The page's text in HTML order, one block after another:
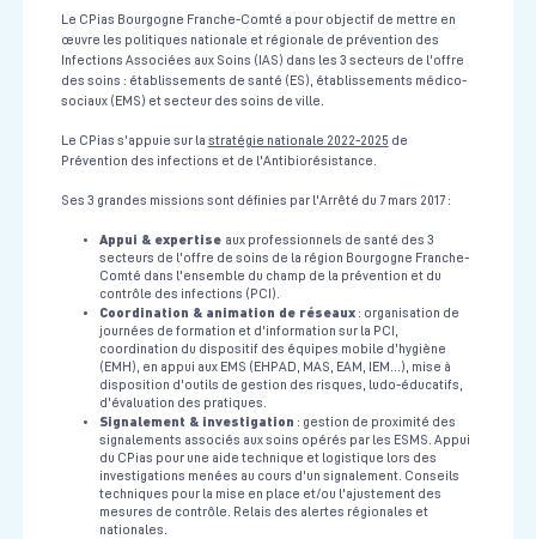
Le CPias Bourgogne Franche-Comté a pour objectif de mettre en
œuvre les politiques nationale et régionale de prévention des
Infections Associées aux Soins (IAS) dans les 3 secteurs de l'offre
des soins : établissements de santé (ES), établissements médico-
sociaux (EMS) et secteur des soins de ville.
Le CPias s'appuie sur la stratégie nationale 2022-2025 de
Prévention des infections et de l'Antibiorésistance.
Ses 3 grandes missions sont définies par l'Arrêté du 7 mars 2017 :
Appui & expertise aux professionnels de santé des 3
secteurs de l'offre de soins de la région Bourgogne Franche-
Comté dans l'ensemble du champ de la prévention et du
contrôle des infections (PCI).
Coordination & animation de réseaux: organisation de
journées de formation et d'information sur la PCI,
coordination du dispositif des équipes mobile d'hygiène
(EMH), en appui aux EMS (EHPAD, MAS, EAM, IEM...), mise à
disposition d'outils de gestion des risques, ludo-éducatifs,
d'évaluation des pratiques.
Signalement & investigation : gestion de proximité des
signalements associés aux soins opérés par les ESMS. Appui
du CPias pour une aide technique et logistique lors des
investigations menées au cours d'un signalement. Conseils
techniques pour la mise en place et/ou l'ajustement des
mesures de contrôle. Relais des alertes régionales et
nationales.